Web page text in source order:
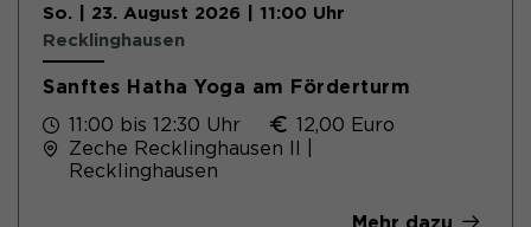
So. | 23. August 2026 | 11:00 Uhr
Recklinghausen
Sanftes Hatha Yoga am Förderturm
11:00 bis 12:30 Uhr
12,00 Euro
Zeche Recklinghausen II |
Recklinghausen
Mehr dazu